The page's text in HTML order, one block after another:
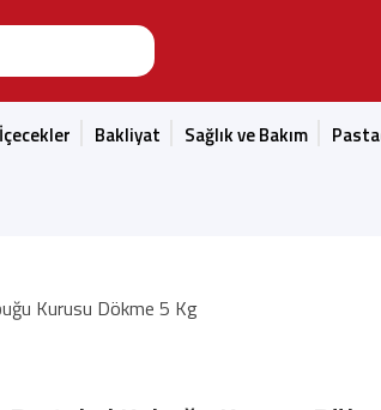
Bakliyat Sağlık ve Bakım
Kurusu Dökme 5 Kg